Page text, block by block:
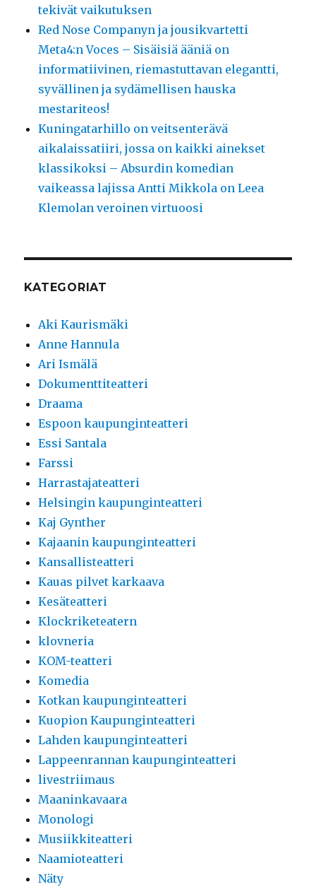
tekivät vaikutuksen
Red Nose Companyn ja jousikvartetti
Meta4:n Voces – Sisäisiä ääniä on
informatiivinen, riemastuttavan elegantti,
syvällinen ja sydämellisen hauska
mestariteos!
Kuningatarhillo on veitsenterävä
aikalaissatiiri, jossa on kaikki ainekset
klassikoksi – Absurdin komedian
vaikeassa lajissa Antti Mikkola on Leea
Klemolan veroinen virtuoosi
KATEGORIAT
Aki Kaurismäki
Anne Hannula
Ari Ismälä
Dokumenttiteatteri
Draama
Espoon kaupunginteatteri
Essi Santala
Farssi
Harrastajateatteri
Helsingin kaupunginteatteri
Kaj Gynther
Kajaanin kaupunginteatteri
Kansallisteatteri
Kauas pilvet karkaava
Kesäteatteri
Klockriketeatern
klovneria
KOM-teatteri
Komedia
Kotkan kaupunginteatteri
Kuopion Kaupunginteatteri
Lahden kaupunginteatteri
Lappeenrannan kaupunginteatteri
livestriimaus
Maaninkavaara
Monologi
Musiikkiteatteri
Naamioteatteri
Näty